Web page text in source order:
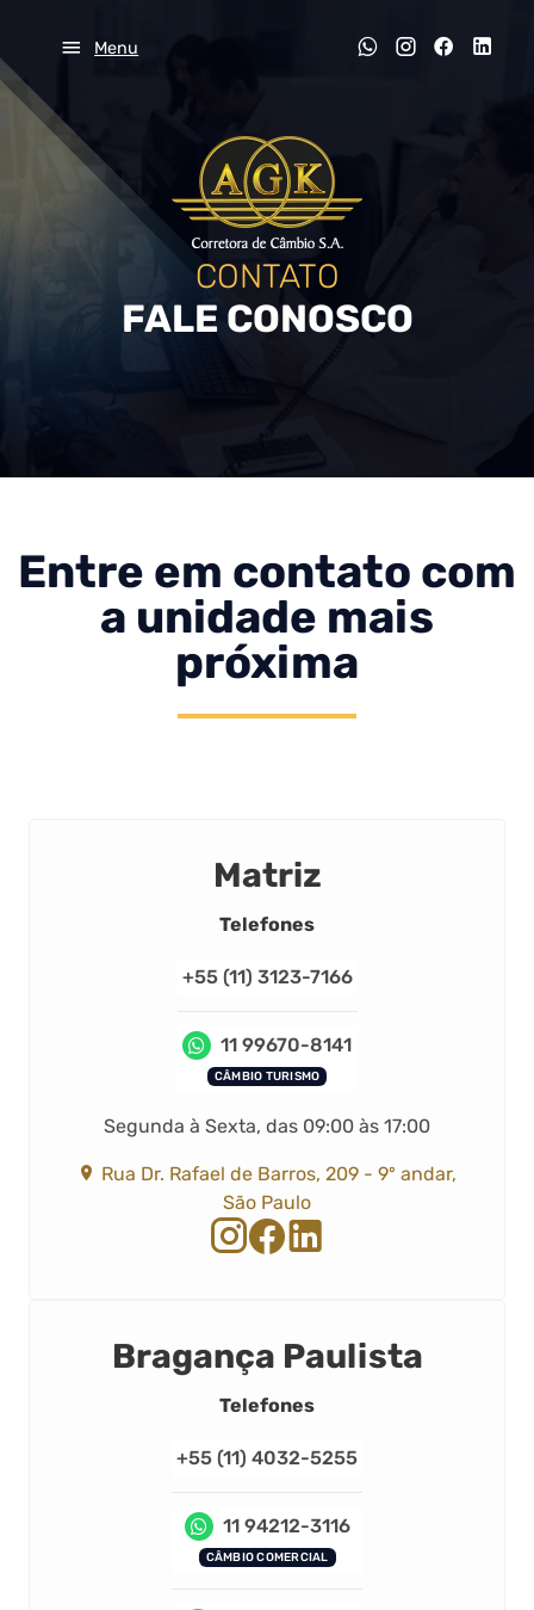
Menu
CONTATO
FALE CONOSCO
Entre em contato com
a unidade mais
próxima
Matriz
Telefones
+55 (11) 3123-7166
11 99670-8141
CÂMBIO TURISMO
Segunda à Sexta, das 09:00 às 17:00
Rua Dr. Rafael de Barros, 209 - 9º andar,
São Paulo
Bragança Paulista
Telefones
+55 (11) 4032-5255
11 94212-3116
CÂMBIO COMERCIAL